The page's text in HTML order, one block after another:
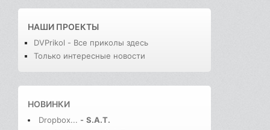
НАШИ ПРОЕКТЫ
DVPrikol - Все приколы здесь
Только интересные новости
НОВИНКИ
Dropbox... - S.A.T.